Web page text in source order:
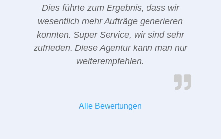
Dies führte zum Ergebnis, dass wir
wesentlich mehr Aufträge generieren
konnten. Super Service, wir sind sehr
zufrieden. Diese Agentur kann man nur
weiterempfehlen.
Alle Bewertungen